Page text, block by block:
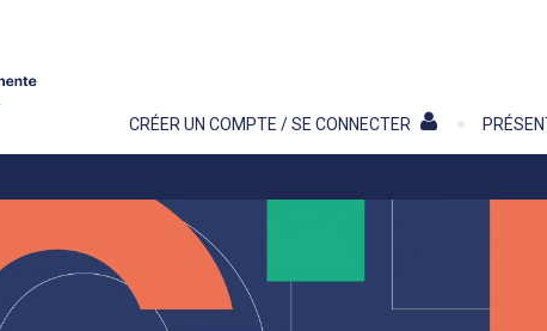
CRÉER UN COMPTE / SE CONNECTER